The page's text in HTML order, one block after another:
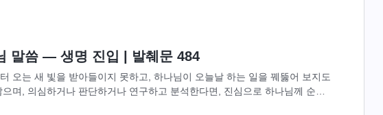
말씀 ― 생명 진입 | 발췌문 484
오는 새 빛을 받아들이지 못하고, 하나님이 오늘날 하는 일을 꿰뚫어 보지도
며, 의심하거나 판단하거나 연구하고 분석한다면, 진심으로 하나님께 순종